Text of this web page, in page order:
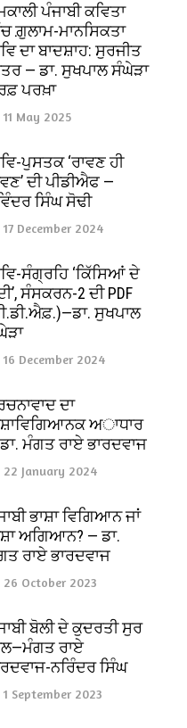
ਪੰਜਾਬੀ ਕਵਿਤਾ
ਗ਼ੁਲਾਮ-ਮਾਨਸਿਕਤਾ
ਦਾ ਬਾਦਸ਼ਾਹ: ਸੁਰਜੀਤ
— ਡਾ. ਸੁਖਪਾਲ ਸੰਘੇੜਾ
ਪਰਖ਼ਾ
11 May 2025
ਪੁਸਤਕ ‘ਰਾਵਣ ਹੀ
ਦੀ ਪੀਡੀਐਫ —
ਸਿੰਘ ਸੋਢੀ
17 December 2024
ਸੰਗ੍ਰਹਿ ‘ਕਿੱਸਿਆਂ ਦੇ
ਸੰਸਕਰਨ-2 ਦੀ PDF
ਸੁਖਪਾਲ
16 December 2024
ਦਾ
ਅਾਧਾਰ
ਮੰਗਤ ਰਾਏ ਭਾਰਦਵਾਜ
22 January 2024
ਭਾਸ਼ਾ ਵਿਗਿਆਨ ਜਾਂ
ਅਗਿਆਨ? — ਡਾ.
ਰਾਏ ਭਾਰਦਵਾਜ
26 October 2023
ਬੋਲੀ ਦੇ ਕੁਦਰਤੀ ਸੁਰ
ਰਾਏ
ਨਰਿੰਦਰ ਸਿੰਘ
1 September 2023